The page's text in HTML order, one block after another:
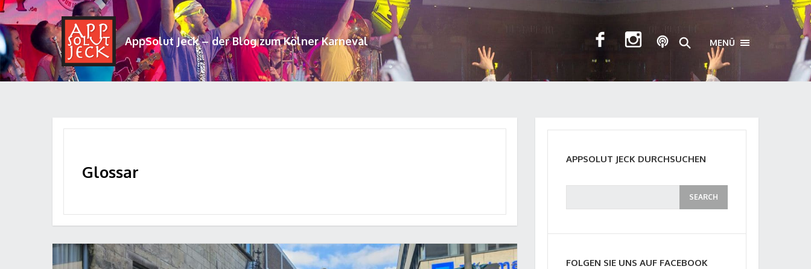
AppSolut Jeck – der Blog zum Kölner Karneval MENÜ TOGGLE
Glossar
APPSOLUT JECK DURCHSUCHEN
FOLGEN SIE UNS AUF FACEBOOK